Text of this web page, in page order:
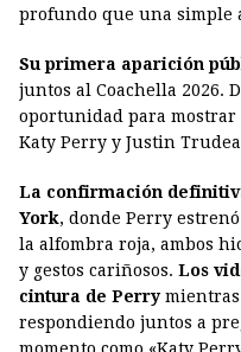
profundo que una simple
Su primera aparición
juntos al Coachella 2026.
oportunidad para mostrar
Katy Perry y Justin
La confirmación
York, donde Perry
la alfombra roja, ambos
y gestos cariñosos. Los
cintura de Perrymientras
respondiendo juntos a